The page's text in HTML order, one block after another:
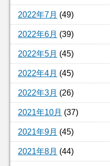
2022年7月 (49)
2022年6月 (39)
2022年5月 (45)
2022年4月 (45)
2022年3月 (26)
2021年10月 (37)
2021年9月 (45)
2021年8月 (44)